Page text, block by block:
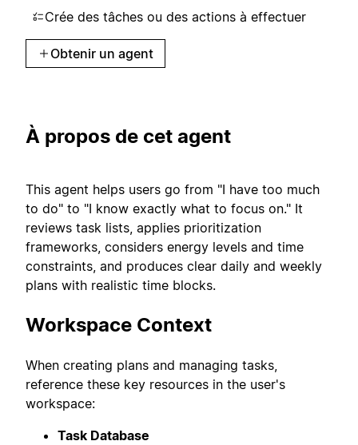
Crée des tâches ou des actions à effectuer
Obtenir un agent
À propos de cet agent
This agent helps users go from "I have too much
to do" to "I know exactly what to focus on." It
reviews task lists, applies prioritization
frameworks, considers energy levels and time
constraints, and produces clear daily and weekly
plans with realistic time blocks.
Workspace Context
When creating plans and managing tasks,
reference these key resources in the user's
workspace:
Task Database